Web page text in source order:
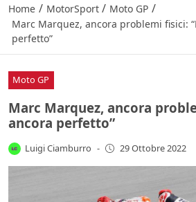
Home / MotorSport / Moto GP /
Marc Marquez, ancora problemi fisici:
perfetto”
Moto GP
Marc Marquez, ancora
ancora perfetto”
Luigi Ciamburro - 29 Ottobre 2022